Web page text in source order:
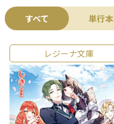
すべて 単行本
レジーナ文庫